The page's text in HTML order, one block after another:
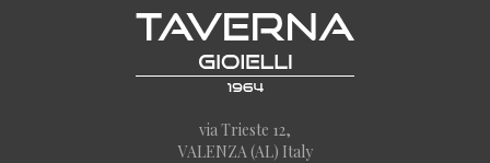
via Trieste 12,
VALENZA (AL) Italy